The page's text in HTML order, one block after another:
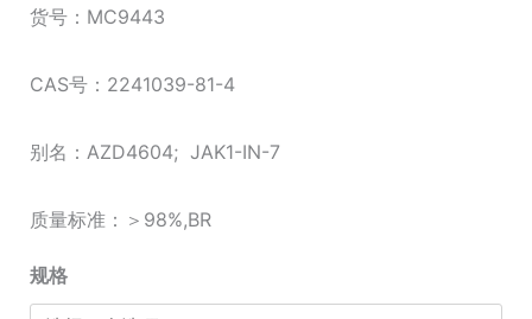
货号： MC9443
CAS号：2241039-81-4
别名：AZD4604; JAK1-IN-7
质量标准：＞98%,BR
规格